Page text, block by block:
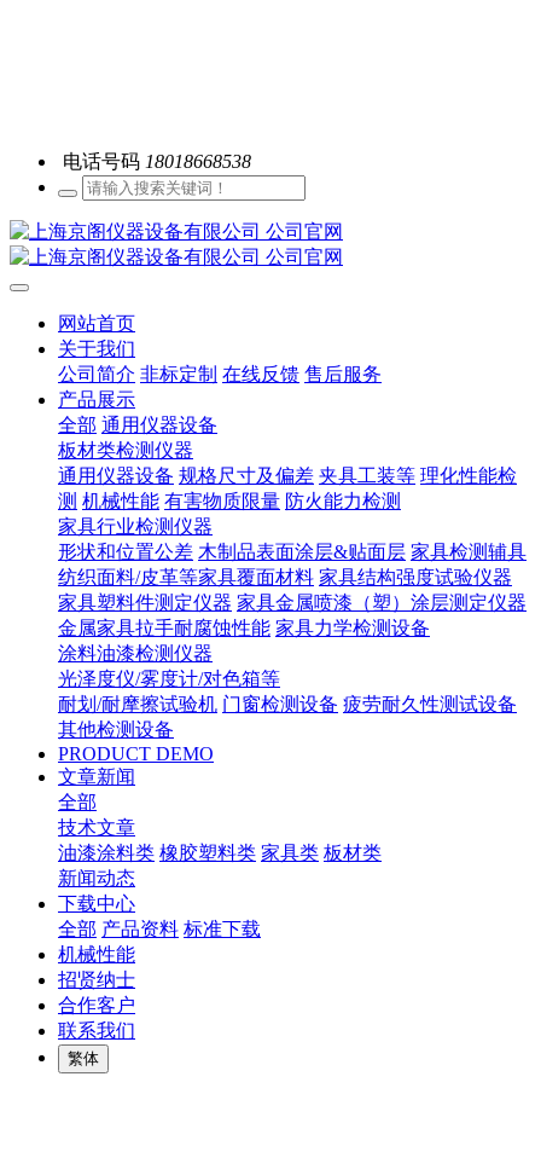
电话号码 18018668538
网站首页
关于我们
公司简介 非标定制 在线反馈 售后服务
产品展示
全部 通用仪器设备
板材类检测仪器
通用仪器设备 规格尺寸及偏差 夹具工装等 理化性能检
测 机械性能 有害物质限量 防火能力检测
家具行业检测仪器
形状和位置公差 木制品表面涂层&贴面层 家具检测辅具
纺织面料/皮革等家具覆面材料 家具结构强度试验仪器
家具塑料件测定仪器 家具金属喷漆（塑）涂层测定仪器
金属家具拉手耐腐蚀性能 家具力学检测设备
涂料油漆检测仪器
光泽度仪/雾度计/对色箱等
耐划/耐摩擦试验机 门窗检测设备 疲劳耐久性测试设备
其他检测设备
PRODUCT DEMO
文章新闻
全部
技术文章
油漆涂料类 橡胶塑料类 家具类 板材类
新闻动态
下载中心
全部 产品资料 标准下载
机械性能
招贤纳士
合作客户
联系我们
繁体